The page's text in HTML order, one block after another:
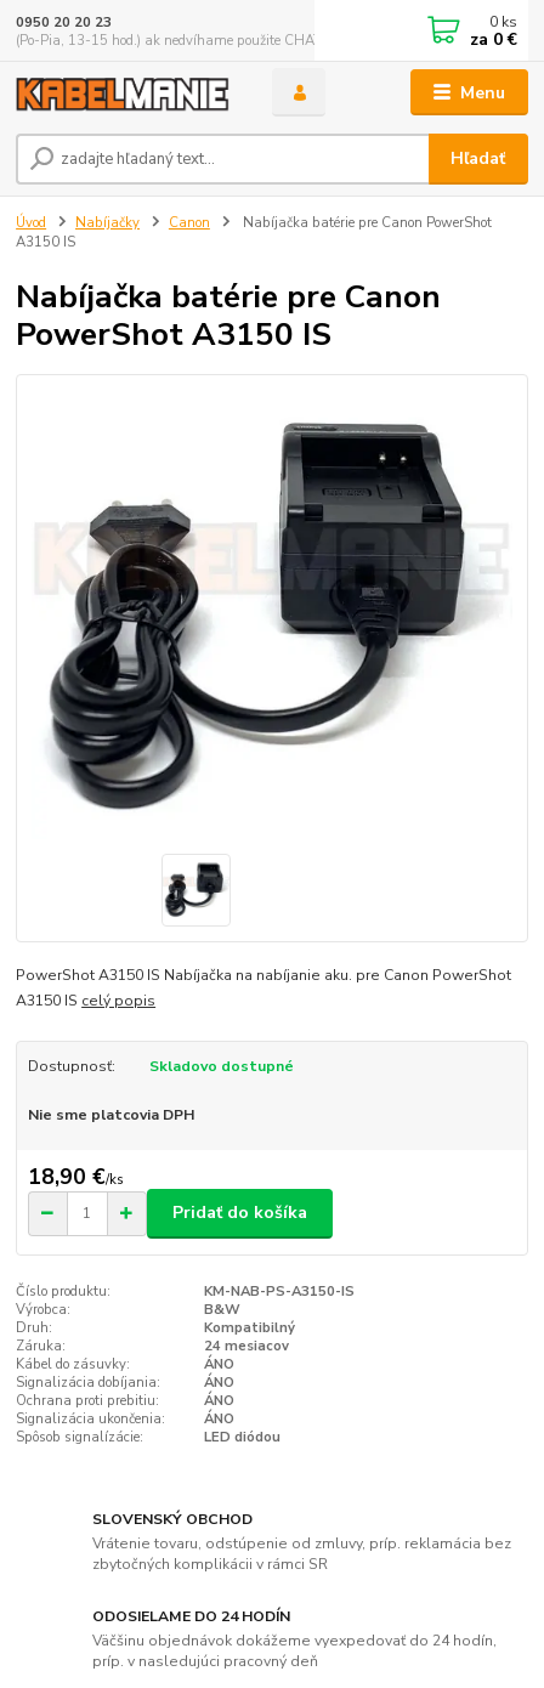
Menu
Hľadať
0950 20 20 23
(Po-Pia, 13-15 hod.) ak nedvíhame použite CHATBOX
0 ks
za 0 €
Úvod Nabíjačky Canon
Nabíjačka batérie pre Canon PowerShot
A3150 IS
Nabíjačka batérie pre Canon
PowerShot A3150 IS
PowerShot A3150 IS Nabíjačka na nabíjanie aku. pre Canon PowerShot
A3150 IS celý popis
Dostupnosť: Skladovo dostupné
Nie sme platcovia DPH
18,90 €/ks
Pridať do košíka
Číslo produktu:
KM-NAB-PS-A3150-IS
Výrobca:
B&W
Druh:
Kompatibilný
Záruka:
24 mesiacov
Kábel do zásuvky:
ÁNO
Signalizácia dobíjania:
ÁNO
Ochrana proti prebitiu:
ÁNO
Signalizácia ukončenia:
ÁNO
Spôsob signalízácie:
LED diódou
SLOVENSKÝ OBCHOD
Vrátenie tovaru, odstúpenie od zmluvy, príp. reklamácia bez
zbytočných komplikácii v rámci SR
ODOSIELAME DO 24 HODÍN
Väčšinu objednávok dokážeme vyexpedovať do 24 hodín,
príp. v nasledujúci pracovný deň